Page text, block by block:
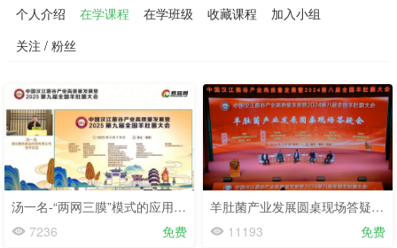
个人介绍 在学课程 在学班级 收藏课程
加入小组
关注 / 粉丝
汤一名-“两网三膜”模式的应用方法及注意事项-第九届羊肚菌大会-2025.3.8
7236
免费
羊肚菌产业发展圆桌现场答疑会-第八届羊肚菌大会-2024.3.15
11193
免费